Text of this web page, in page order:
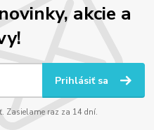
akcie a
Prihlásiť sa
Zasielame raz za 14 dní.